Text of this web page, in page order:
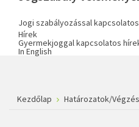
Jogi szabályozással
Hírek
Gyermekjoggal kapcsolatos
In English
Kezdőlap Határozatok/